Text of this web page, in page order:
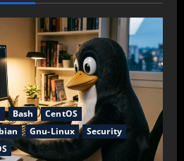
Bash
CentOS
Gnu-Linux
Security